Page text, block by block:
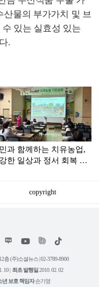
산물의 부가가치 및 브
있는 실효성 있는
.
과 함께하는 치유농업,
한 일상과 정서 회복 돕
copyright
위
트
리
유
튜
틱
층 (주)소셜뉴스 | 02-3789-8900
10 | 최초 발행일2010. 02. 02
년 보호 책임자손기영